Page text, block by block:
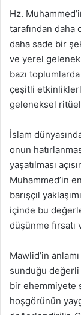
Hz.
tarafından daha
daha sade bir
ve yerel
bazı
çeşitli
geleneksel
İslam
onun
yaşatılması
Muhammed’in
barışçıl
içinde bu
düşünme
Mawlid’in
sunduğu değerli
bir ehemmiyete
hoşgörünün